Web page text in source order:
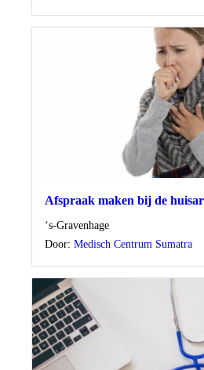
Afspraak maken bij de
Locatie
‘s-Gravenhage
Door: Medisch Centrum Sumatra